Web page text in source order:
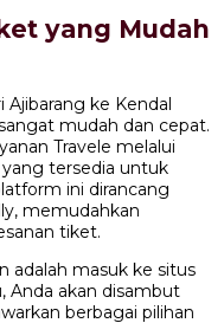
yang Mudah
Ajibarang ke Kendal
mudah dan cepat.
Travele melalui
tersedia untuk
ini dirancang
memudahkan
tiket.
adalah masuk ke situs
Anda akan disambut
berbagai pilihan